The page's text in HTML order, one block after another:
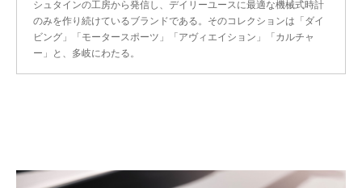
シュタインの工房から発信し、デイリーユースに最適な機械式時計
のみを作り続けているブランドである。そのコレクションは「ダイ
ビング」「モータースポーツ」「アヴィエイション」「カルチャ
ー」と、多岐にわたる。